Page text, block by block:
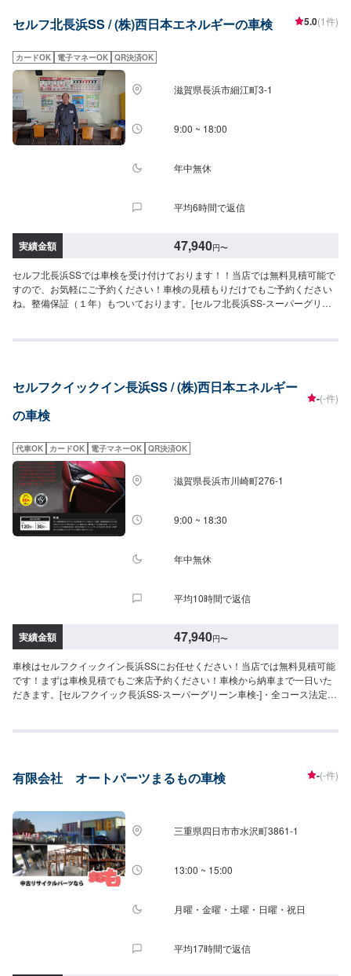
[特典４]次回車検まで使える<オイル交換1,000円ぽっきりクーポン>（２回
R、N-BOXなど）車検基本料22,000円各種法定料金合計25,940円----------------
-------------------------→[合計]47,940円-小型自動車(〜1,000kg)-ー（ヤリス、ス
イフトなど）車検基本料22,000円各種法定料金合計35,850円----------------------
-------------------→[合計]57,850円-中型自動車(1,001〜1,500kg)-ー（シビック、
シエンタなど）車検基本料22,000円各種法定料金合計44,050円-------------------
----------------------→[合計]66,050円-大型自動車(1,501〜2,000kg)-ー（クラウ
ン、ZR-Vなど）車検基本料22,000円各種法定料金合計52,250円------------------
ては、クレジット・PayPay使用できます。≪注意事項≫・記載してある車種
理・交換等が必要な場合は、別途費用がかかります・4WDは＋4,400円
セルフ北長浜SS / (株)西日本エネルギーの車検 5.0(1件)
カードOK 電子マネーOK QR決済OK
滋賀県長浜市細江町3-1
9:00 ~ 18:00
年中無休
平均6時間で返信
実績金額 47,940円〜
セルフ北長浜SSでは車検を受け付けております！！当店では無料見積可能で
すので、お気軽にご予約ください！車検の見積もりだけでもご予約ください
ね。整備保証（１年）もついております。[セルフ北長浜SS-スーパーグリー
い合わせください）車検のご予約で…▶︎（最長６ヶ月）ガソリン・軽油[１０
ティッシュ１０箱[特典３]はっ水洗車無料実施（外装のみ）[特典４]次回車検
まで使える<オイル交換1,000円ぽっきりクーポン>（２回分）※一般価格より
の値引きとなります。≪車検価格≫-軽自動車-ー（ムーヴ・デイズなど）車検
→[合計]47,940円-小型自動車(〜1,000kg)-ー（ライズ、ブーンなど）車検基本
料22,000円各種法定料金合計35,850円-----------------------------------------→[合
計]57,850円-中型自動車(1,001〜1,500kg)-ー（ウィッシュ、インプレッサな
ど）車検基本料22,000円各種法定料金合計44,050円----------------------------------
-------→[合計]66,050円-大型自動車(1,501〜2,000kg)-ー（レクサスRX、イン
プレッサなど）車検基本料22,000円各種法定料金合計52,250円-------------------
----------------------→[合計]74,250円≪支払い方法について≫車検基本料につい
はあくまで一例です（グレード等によっては一つ上の価格である場合がござ
セルフクイックイン長浜SS / (株)西日本エネルギー
の車検
-(-件)
代車OK カードOK 電子マネーOK QR決済OK
滋賀県長浜市川崎町276-1
9:00 ~ 18:30
年中無休
平均10時間で返信
実績金額 47,940円〜
車検はセルフクイックイン長浜SSにお任せください！当店では無料見積可能
です！まずは車検見積でもご来店予約ください！車検から納車まで一日いた
だきます。[セルフクイック長浜SS-スーパーグリーン車検-]・全コース法定24
円相当の特典プレゼント！！◇[特典１]（ご予約から最長２年間）ガソリン・
クーポン>（２回分）※一般価格よりの値引きとなります。≪車検価格≫-軽自
ラージュ,デリカ：D2など）車検基本料22,000円各種法定料金合計35,850円--
---------------------------------------→[合計]57,850円-中型自動車(1,001〜1,500kg)-
（カローラスポーツ,エスクードなど）車検基本料22,000円各種法定料金合計
44,050円-----------------------------------------→[合計]66,050円-大型自動車
(1,501〜2,000kg)-（レクサスNX,ランディなど）車検基本料22,000円各種法
方法について≫車検基本料については、クレジット・PayPay使用できます。
によって費用が変わります・修理・交換等が必要な場合は、別途費用がかか
有限会社 オートパーツまるもの車検 -(-件)
三重県四日市市水沢町3861-1
13:00 ~ 15:00
月曜・金曜・土曜・日曜・祝日
平均17時間で返信